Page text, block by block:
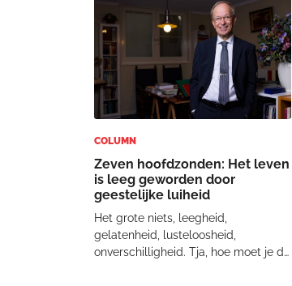
impact ervan niet overdreven…? Het
klinkt bepaald n
COLUMN
Zeven hoofdzonden: Het leven
is leeg geworden door
geestelijke luiheid
Het grote niets, leegheid,
gelatenheid, lusteloosheid,
onverschilligheid. Tja, hoe moet je de